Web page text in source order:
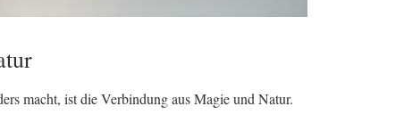
macht, ist die Verbindung aus Magie und Natur.